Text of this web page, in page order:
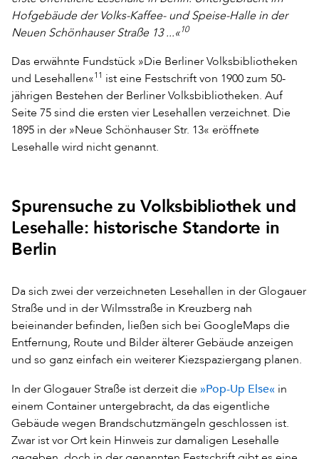
Hofgebäude der Volks-Kaffee- und Speise-Halle in der
Neuen Schönhauser Straße 13 ...« 10
Das erwähnte Fundstück »Die Berliner Volksbibliotheken
und Lesehallen«11 ist eine Festschrift von 1900 zum 50-
jährigen Bestehen der Berliner Volksbibliotheken. Auf
Seite 75 sind die ersten vier Lesehallen verzeichnet. Die
1895 in der »Neue Schönhauser Str. 13« eröffnete
Lesehalle wird nicht genannt.
Spurensuche zu Volksbibliothek und
Lesehalle: historische Standorte in
Berlin
Da sich zwei der verzeichneten Lesehallen in der Glogauer
Straße und in der Wilmsstraße in Kreuzberg nah
beieinander befinden, ließen sich bei GoogleMaps die
Entfernung, Route und Bilder älterer Gebäude anzeigen
und so ganz einfach ein weiterer Kiezspaziergang planen.
In der Glogauer Straße ist derzeit die »Pop-Up Else« in
einem Container untergebracht, da das eigentliche
Gebäude wegen Brandschutzmängeln geschlossen ist.
Zwar ist vor Ort kein Hinweis zur damaligen Lesehalle